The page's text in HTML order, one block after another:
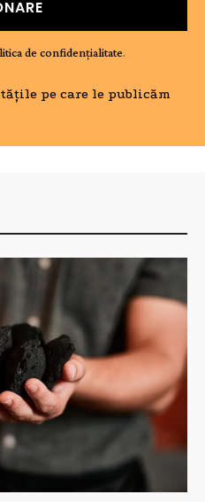
de confidențialitate.
pe care le publicăm